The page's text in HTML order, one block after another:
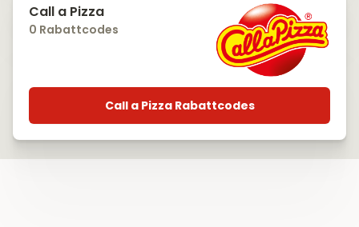
Call a Pizza
0 Rabattcodes
Call a Pizza Rabattcodes